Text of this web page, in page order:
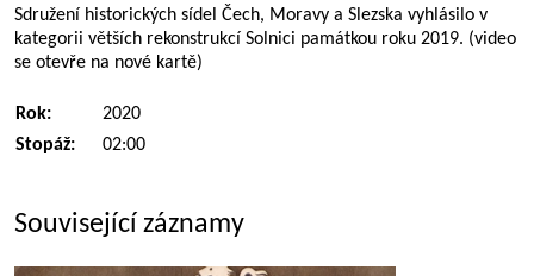
Sdružení historických sídel Čech, Moravy a Slezska vyhlásilo v
kategorii větších rekonstrukcí Solnici památkou roku 2019. (video
se otevře na nové kartě)
Rok:
2020
Stopáž:
02:00
Související záznamy